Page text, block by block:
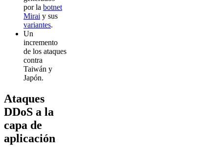
por la botnet
Mirai y sus
variantes.
Un
incremento
de los ataques
contra
Taiwán y
Japón.
Ataques
DDoS a la
capa de
aplicación